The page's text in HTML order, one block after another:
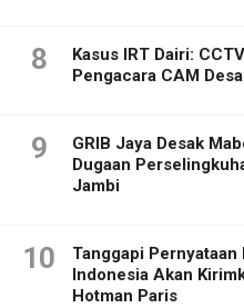
8
Kasus IRT Dairi:
Pengacara CAM
9
GRIB Jaya Desak
Dugaan
Jambi
10
Tanggapi Pernyataan
Indonesia Akan
Hotman Paris